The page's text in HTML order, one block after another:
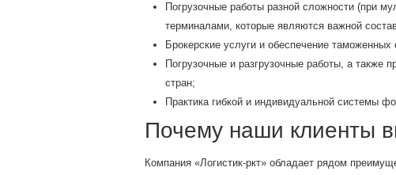
Погрузочные работы разной сложности (при
терминалами, которые являются важной
Брокерские услуги и обеспечение таможенных
Погрузочные и разгрузочные работы, а также
стран;
Практика гибкой и индивидуальной системы
Почему наши клиенты
Компания «Логистик-ркт» обладает рядом